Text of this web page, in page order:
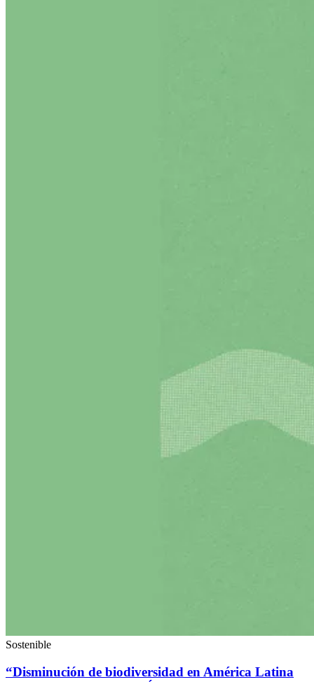
Sostenible
“Disminución de biodiversidad en América Latina